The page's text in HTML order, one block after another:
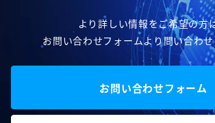
より詳しい情報をご希望の方
お問い合わせフォームより問い合わ
お問い合わせフォーム